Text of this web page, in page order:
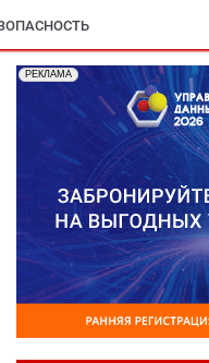
РЕКЛАМА